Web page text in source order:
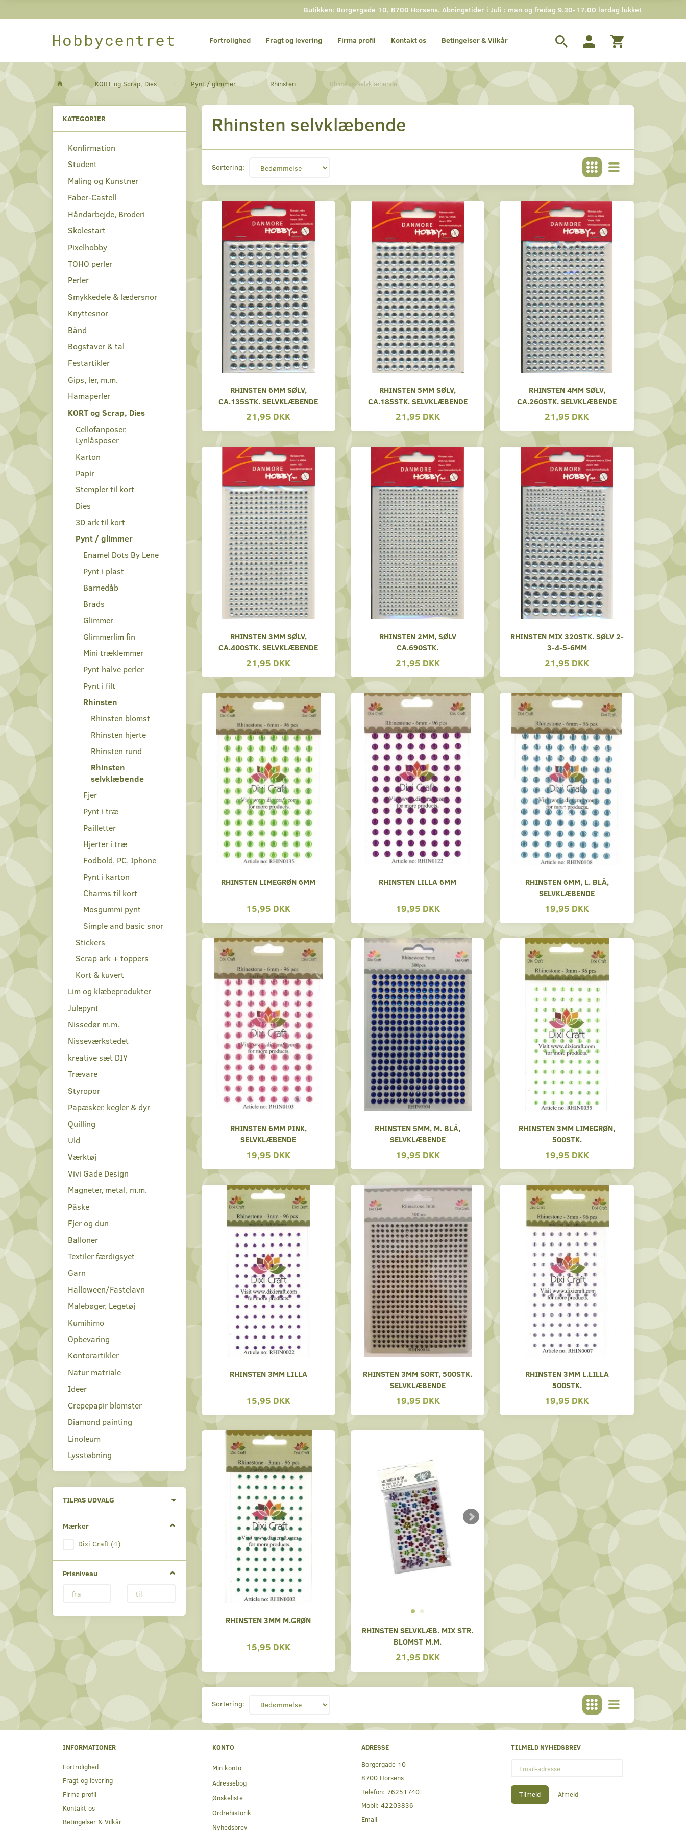
Butikken: Borgergade 10, 8700 Horsens. Åbningstider i Juli : man og fredag 9.30-17.00 lørdag lukket
Hobbycentret Fortrolighed Fragt og levering Firma profil Kontakt os Betingelser & Vilkår
KORT og Scrap, Dies Pynt / glimmer Rhinsten Rhinsten selvklæbende
KATEGORIER
Konfirmation
Student
Maling og Kunstner
Faber-Castell
Håndarbejde, Broderi
Skolestart
Pixelhobby
TOHO perler
Perler
Smykkedele & lædersnor
Knyttesnor
Bånd
Bogstaver & tal
Festartikler
Gips, ler, m.m.
Hamaperler
KORT og Scrap, Dies
Cellofanposer,
Lynlåsposer
Karton
Papir
Stempler til kort
Dies
3D ark til kort
Pynt / glimmer
Enamel Dots By Lene
Pynt i plast
Barnedåb
Brads
Glimmer
Glimmerlim fin
Mini træklemmer
Pynt halve perler
Pynt i filt
Rhinsten
Rhinsten blomst
Rhinsten hjerte
Rhinsten rund
Rhinsten
selvklæbende
Fjer
Pynt i træ
Pailletter
Hjerter i træ
Fodbold, PC, Iphone
Pynt i karton
Charms til kort
Mosgummi pynt
Simple and basic snor
Stickers
Scrap ark + toppers
Kort & kuvert
Lim og klæbeprodukter
Julepynt
Nissedør m.m.
Nisseværkstedet
kreative sæt DIY
Trævare
Styropor
Papæsker, kegler & dyr
Quilling
Uld
Værktøj
Vivi Gade Design
Magneter, metal, m.m.
Påske
Fjer og dun
Balloner
Textiler færdigsyet
Garn
Halloween/Fastelavn
Malebøger, Legetøj
Kumihimo
Opbevaring
Kontorartikler
Natur matriale
Ideer
Crepepapir blomster
Diamond painting
Linoleum
Lysstøbning
TILPAS UDVALG
filter
Mærker
Dixi Craft (4)
Prisniveau
Rhinsten selvklæbende
Sortering:
RHINSTEN 6MM SØLV,
CA.135STK. SELVKLÆBENDE
21,95 DKK
RHINSTEN 5MM SØLV,
CA.185STK. SELVKLÆBENDE
21,95 DKK
RHINSTEN 4MM SØLV,
CA.260STK. SELVKLÆBENDE
21,95 DKK
RHINSTEN 3MM SØLV,
CA.400STK. SELVKLÆBENDE
21,95 DKK
RHINSTEN 2MM, SØLV
CA.690STK.
21,95 DKK
RHINSTEN MIX 320STK. SØLV 2-
3-4-5-6MM
21,95 DKK
RHINSTEN LIMEGRØN 6MM
15,95 DKK
RHINSTEN LILLA 6MM
19,95 DKK
RHINSTEN 6MM, L. BLÅ,
SELVKLÆBENDE
19,95 DKK
RHINSTEN 6MM PINK,
SELVKLÆBENDE
19,95 DKK
RHINSTEN 5MM, M. BLÅ,
SELVKLÆBENDE
19,95 DKK
RHINSTEN 3MM LIMEGRØN,
500STK.
19,95 DKK
RHINSTEN 3MM LILLA
15,95 DKK
RHINSTEN 3MM SORT, 500STK.
SELVKLÆBENDE
19,95 DKK
RHINSTEN 3MM L.LILLA
500STK.
19,95 DKK
RHINSTEN 3MM M.GRØN
15,95 DKK
RHINSTEN SELVKLÆB. MIX STR.
BLOMST M.M.
21,95 DKK
Sortering:
INFORMATIONER
Fortrolighed
Fragt og levering
Firma profil
Kontakt os
Betingelser & Vilkår
KONTO
Min konto
Adressebog
Ønskeliste
Ordrehistorik
Nyhedsbrev
ADRESSE
Borgergade 10
8700 Horsens
Telefon: 76251740
Mobil: 42203836
Email
TILMELD NYHEDSBREV
adresse
Tilmeld Afmeld